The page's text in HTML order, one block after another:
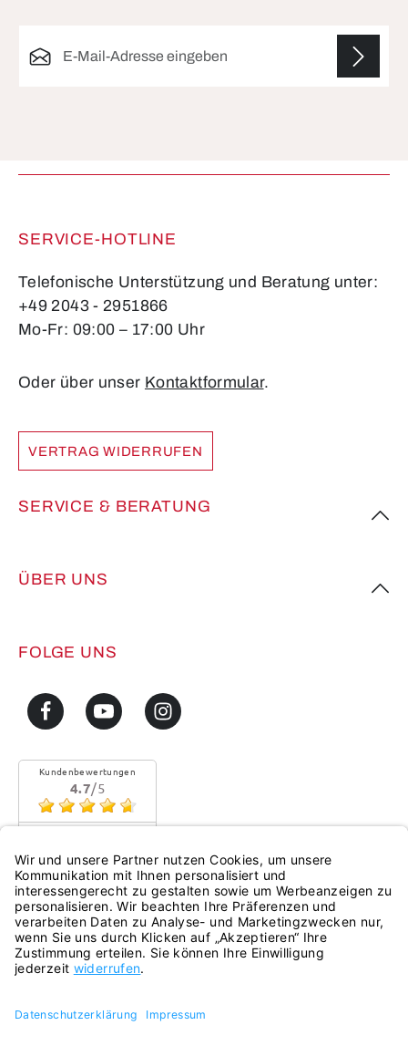
SERVICE-HOTLINE
Telefonische Unterstützung und Beratung unter:
+49 2043 - 2951866
Mo-Fr: 09:00 – 17:00 Uhr
Oder über unser Kontaktformular.
VERTRAG WIDERRUFEN
SERVICE & BERATUNG
ÜBER UNS
FOLGE UNS
Kundenbewertungen
4.7/5
eKomi